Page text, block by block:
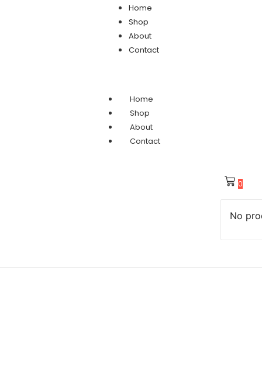
Home
Shop
About
Contact
Home
Shop
About
Contact
0
No